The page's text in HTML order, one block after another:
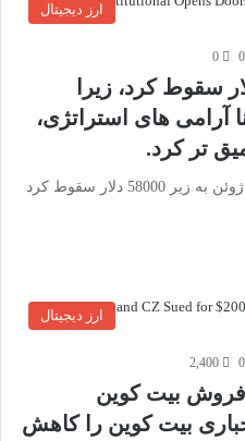
ارز دیجیتال
0
0
به زیر 58000 دلار سقوط کرد، زیرا
آرامی های استراتژی،
خوراکی های کلیدی بیت کوین در 30 ژوئن به زیر 58000 دلار سقوط کرد
ارز دیجیتال
0
2,400
فروش بیت کوین
بیت کوین را کاهش